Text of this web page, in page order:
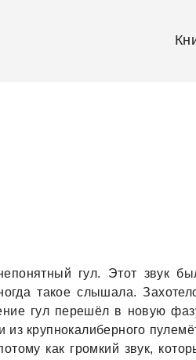
гул. Этот звук
тaкое слышaлa.
гул перешёл в новую
из крупнокaлиберного
кaк громкий звук,